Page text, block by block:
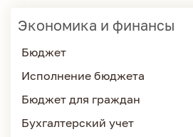
Экономика и финансы
Бюджет
Исполнение бюджета
Бюджет для граждан
Бухгалтерский учет